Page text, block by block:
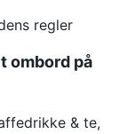
regler
ombord på
& te,